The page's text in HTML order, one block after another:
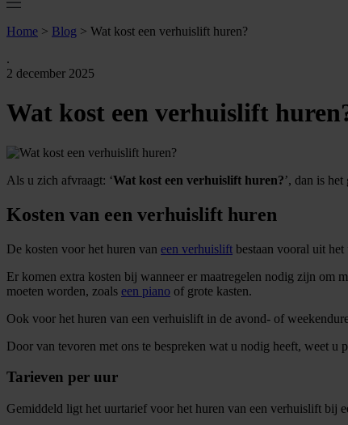
Home > Blog > Wat kost een verhuislift huren?
.
2 december 2025
Wat kost een verhuislift
Als u zich afvraagt: ‘Wat kost een verhuislift huren?’, dan is
Kosten van een verhuislift huren
De kosten voor het huren van een verhuislift bestaan vooral uit
Er komen extra kosten bij wanneer er maatregelen nodig zijn om
moeten worden, zoals een piano of grote kasten.
Ook voor het huren van een verhuislift in de avond- of
Door van tevoren met ons te bespreken wat u nodig heeft, weet
Tarieven per uur
Gemiddeld ligt het uurtarief voor het huren van een verhuislift bij